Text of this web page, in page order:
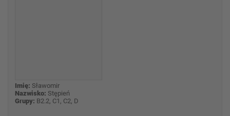
Imię: Sławomir
Nazwisko: Stępień
Grupy: B2.2, C1, C2, D